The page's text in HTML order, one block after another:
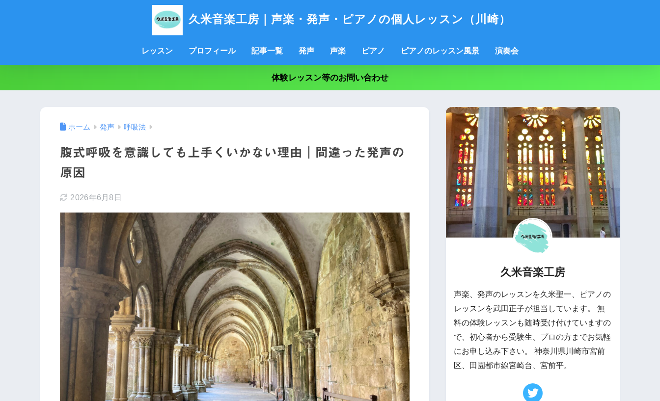
久米音楽工房｜声楽・発声・ピアノの個人レッスン（川崎）
レッスン プロフィール 記事一覧 発声 声楽 ピアノ ピアノのレッスン風景 演奏会
体験レッスン等のお問い合わせ
ホーム 発声 呼吸法
腹式呼吸を意識しても上手くいかない理由｜間違った発声の
原因
2026年6月8日
久米音楽工房
声楽、発声のレッスンを久米聖一、ピアノの
レッスンを武田正子が担当しています。 無
料の体験レッスンも随時受け付けていますの
で、初心者から受験生、プロの方までお気軽
にお申し込み下さい。 神奈川県川崎市宮前
区、田園都市線宮崎台、宮前平。